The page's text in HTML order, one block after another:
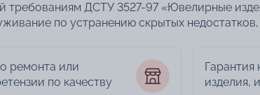
требованиям ДСТУ 3527-97 «Ювелирные
по устранению скрытых
ремонта или
по качеству
Гарантия
изделия,